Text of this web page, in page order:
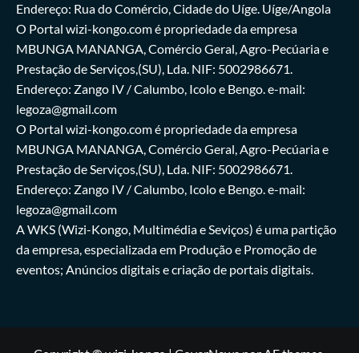
Endereço: Rua do Comércio, Cidade do Uíge. Uíge/Angola
O Portal wizi-kongo.com é propriedade da empresa
MBUNGA MANANGA, Comércio Geral, Agro-Pecúaria e
Prestação de Serviços,(SU), Lda. NIF: 5002986671.
Endereço: Zango IV / Calumbo, Icolo e Bengo. e-mail:
legoza@gmail.com
O Portal wizi-kongo.com é propriedade da empresa
MBUNGA MANANGA, Comércio Geral, Agro-Pecúaria e
Prestação de Serviços,(SU), Lda. NIF: 5002986671.
Endereço: Zango IV / Calumbo, Icolo e Bengo. e-mail:
legoza@gmail.com
A WKS (Wizi-Kongo, Multimédia e Seviços) é uma partição
da empresa, especializada em Produção e Promoção de
eventos; Anúncios digitais e criação de portais digitais.